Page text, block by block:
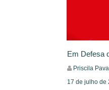
Em Defesa
Priscila
17 de julho de